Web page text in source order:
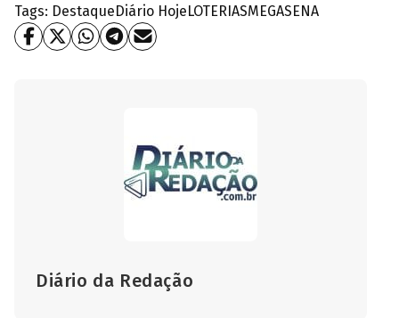
Tags: DestaqueDiário HojeLOTERIASMEGASENA
Diário da Redação